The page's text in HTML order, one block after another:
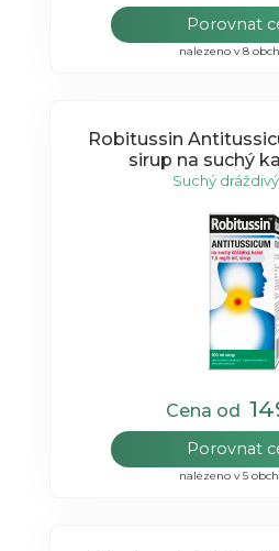
Porovnat
nalezeno v 8
Robitussin
sirup na suchý
Suchý
Cena od
Porovnat
nalezeno v 5